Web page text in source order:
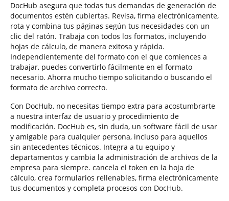
DocHub asegura que todas tus demandas de generación de
documentos estén cubiertas. Revisa, firma electrónicamente,
rota y combina tus páginas según tus necesidades con un
clic del ratón. Trabaja con todos los formatos, incluyendo
hojas de cálculo, de manera exitosa y rápida.
Independientemente del formato con el que comiences a
trabajar, puedes convertirlo fácilmente en el formato
necesario. Ahorra mucho tiempo solicitando o buscando el
formato de archivo correcto.
Con DocHub, no necesitas tiempo extra para acostumbrarte
a nuestra interfaz de usuario y procedimiento de
modificación. DocHub es, sin duda, un software fácil de usar
y amigable para cualquier persona, incluso para aquellos
sin antecedentes técnicos. Integra a tu equipo y
departamentos y cambia la administración de archivos de la
empresa para siempre. cancela el token en la hoja de
cálculo, crea formularios rellenables, firma electrónicamente
tus documentos y completa procesos con DocHub.